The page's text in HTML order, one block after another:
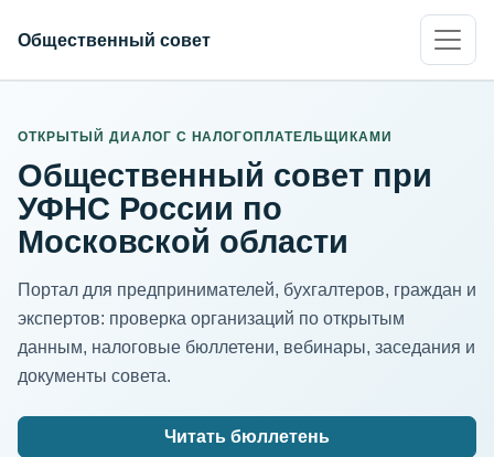
Общественный совет
ОТКРЫТЫЙ ДИАЛОГ С НАЛОГОПЛАТЕЛЬЩИКАМИ
Общественный совет при
УФНС России по
Московской области
Портал для предпринимателей, бухгалтеров, граждан и
экспертов: проверка организаций по открытым
данным, налоговые бюллетени, вебинары, заседания и
документы совета.
Читать бюллетень
ИНН организации
Адрес для нормализации